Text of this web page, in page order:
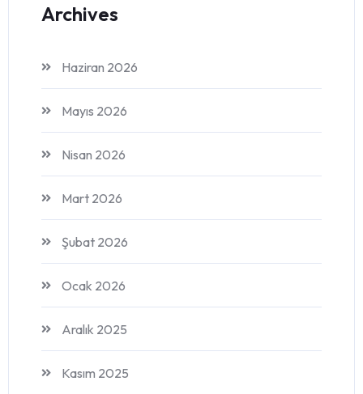
Archives
Haziran 2026
Mayıs 2026
Nisan 2026
Mart 2026
Şubat 2026
Ocak 2026
Aralık 2025
Kasım 2025